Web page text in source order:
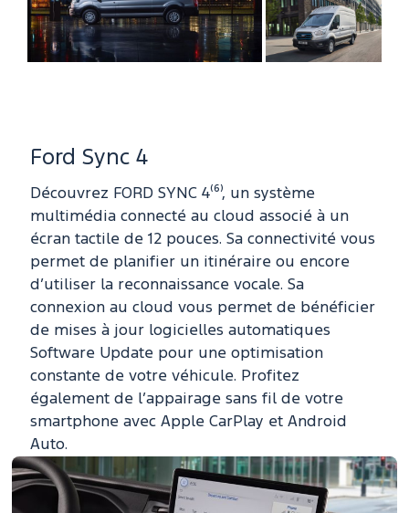
Ford Sync 4
Découvrez FORD SYNC 4⁽⁶⁾, un système
multimédia connecté au cloud associé à un
écran tactile de 12 pouces. Sa connectivité vous
permet de planifier un itinéraire ou encore
d’utiliser la reconnaissance vocale. Sa
connexion au cloud vous permet de bénéficier
de mises à jour logicielles automatiques
Software Update pour une optimisation
constante de votre véhicule. Profitez
également de l’appairage sans fil de votre
smartphone avec Apple CarPlay et Android
Auto.